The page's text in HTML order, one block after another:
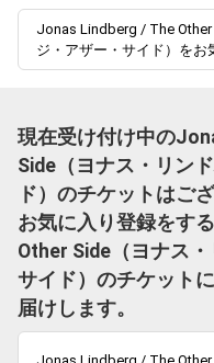
Jonas Lindberg / The
ジ・アザー・サイド）をお
現在受け付け中の
Side（ヨナス・リン
ド）のチケットはご
お気に入り登録をす
Other Side（ヨナス
サイド）のチケット
届けします。